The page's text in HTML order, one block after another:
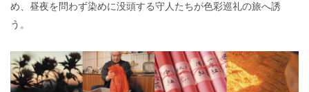
め、昼夜を問わず染めに没頭する守人たちが色彩巡礼の旅へ誘
う。